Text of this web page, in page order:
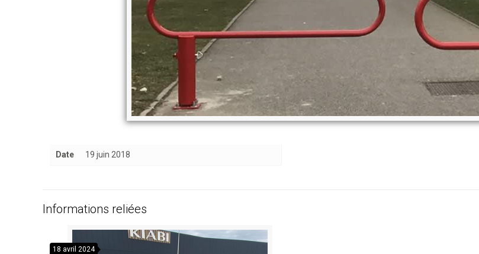
Date 19 juin 2018
Informations reliées
18 avril 2024